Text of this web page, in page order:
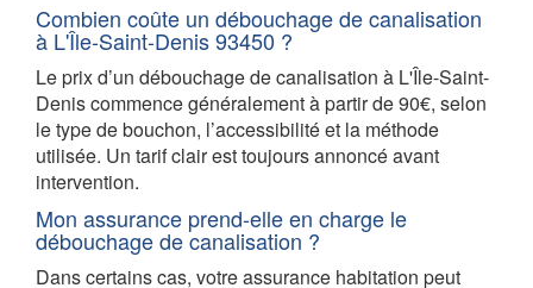
Combien coûte un débouchage de canalisation
à L'Île-Saint-Denis 93450 ?
Le prix d’un débouchage de canalisation à L'Île-Saint-
Denis commence généralement à partir de 90€, selon
le type de bouchon, l’accessibilité et la méthode
utilisée. Un tarif clair est toujours annoncé avant
intervention.
Mon assurance prend-elle en charge le
débouchage de canalisation ?
Dans certains cas, votre assurance habitation peut